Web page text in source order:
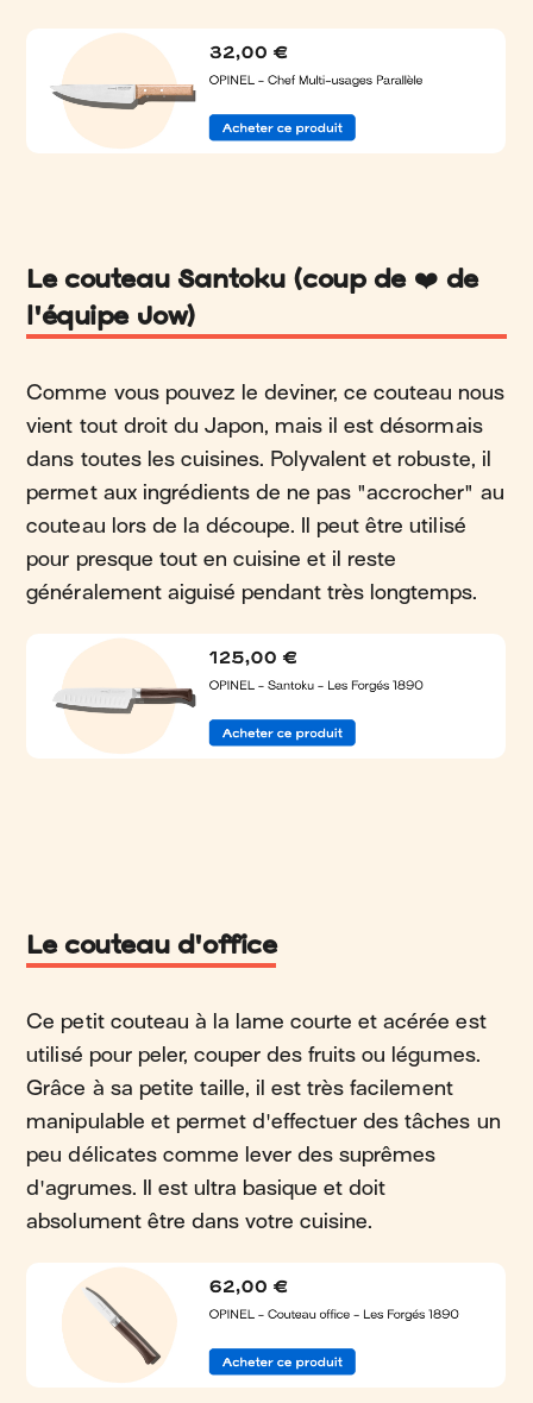
Le couteau Santoku (coup de ❤️ de
l'équipe Jow)
Comme vous pouvez le deviner, ce couteau nous
vient tout droit du Japon, mais il est désormais
dans toutes les cuisines. Polyvalent et robuste, il
permet aux ingrédients de ne pas "accrocher" au
couteau lors de la découpe. Il peut être utilisé
pour presque tout en cuisine et il reste
généralement aiguisé pendant très longtemps.
Le couteau d'office
Ce petit couteau à la lame courte et acérée est
utilisé pour peler, couper des fruits ou légumes.
Grâce à sa petite taille, il est très facilement
manipulable et permet d'effectuer des tâches un
peu délicates comme lever des suprêmes
d'agrumes. Il est ultra basique et doit
absolument être dans votre cuisine.